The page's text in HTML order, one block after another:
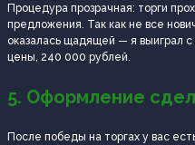
Процедура прозрачная: торги
предложения. Так как не все
оказалась щадящей — я выиграл
цены, 240 000 рублей.
5. Оформление
После победы на торгах у вас